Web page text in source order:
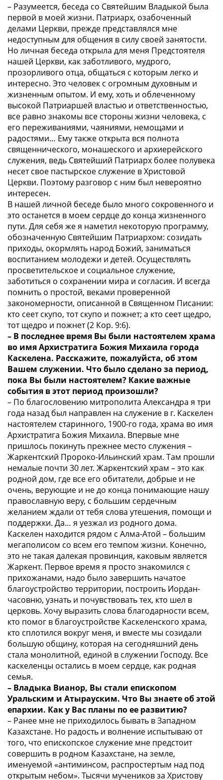
– Разумеется, беседа со Святейшим Владыкой была
первой в моей жизни. Патриарх, озабоченный
делами Церкви, прежде представлялся мне
недоступным для общения в силу своей занятости.
Но личная беседа открыла для меня Предстоятеля
нашей Церкви, как заботливого, мудрого,
прозорливого отца, общаться с которым легко и
интересно. Это человек с огромным духовным и
жизненным опытом. И ему, хоть и облеченному
высокой Патриаршей властью и ответственностью,
все равно знакомы все стороны жизни человека, с
его переживаниями, чаяниями, немощами и
радостями… Ему также открыта вся полнота
священнического, монашеского и архиерейского
служения, ведь Святейший Патриарх более полувека
несет свое пастырское служение в Христовой
Церкви. Поэтому разговор с ним был невероятно
интересен.
В нашей личной беседе было много сокровенного и
это останется в моем сердце до конца жизненного
пути. Для себя же я наметил некоторую программу,
обозначенную Святейшим Патриархом: созидать
приходы, окормлять народ Божий, заниматься
воспитанием молодежи и детей. Осуществлять
просветительское и социальное служение,
заботиться о сохранении мира и согласия. И всегда
помнить о простой, веками проверенной
закономерности, описанной в Священном Писании:
кто сеет скупо, тот скупо и пожнет; а кто сеет щедро,
тот щедро и пожнет (2 Кор. 9:6).
– В последнее время Вы были настоятелем храма
во имя Архистратига Божия Михаила города
Каскелена. Расскажите, пожалуйста, об этом
Вашем служении. Что было сделано за период,
пока Вы были настоятелем? Какие важные
события в этот период произошли?
– По благословению митрополита Александра я три
года назад был направлен на служение в г. Каскелен
настоятелем старинного, 1900-го года, храма во имя
Архистратига Божия Михаила. Впервые мне
пришлось покинуть прежнее место служения –
Жаркентский Пророко-Ильинский храм. Там прошли
немалые почти 30 лет. Жаркентский храм – это как
родной дом, где все его обитатели, добрые и не
очень, верующие и не до конца понимающие нашу
православную веру, с большим сердечным
желанием ждали от тебя слова утешения, помощи и
поддержки. Да… я уезжал из родного дома.
Каскелен находится рядом с Алма-Атой – большим
мегаполисом со всем его темпом жизни. Конечно,
это не такая далекая провинция, каковым является
Жаркент. Первое время я просто знакомился с
прихожанами, надо было завершить начатое
благоустройство территории, построить Иордан-
часовню, узнать и почувствовать тех, кто шел в
церковь. Хочу выразить слова благодарности всем,
кто помог в благоустройстве Каскеленского храма,
кто сплотился вокруг меня, и вместе мы созидали
большую общину, которая на сегодняшний день
стала монолитной, единой в служении Господу. Все
каскеленцы остались в моем сердце, как родная
семья.
– Владыка Вианор, Вы стали епископом
Уральским и Атырауским. Что Вы знаете об этой
епархии. Как у Вас планы по ее развитию?
– Ранее мне не приходилось бывать в Западном
Казахстане. Но радость и волнение испытываю от
того, что епископское служение мне предстоит
совершить в родном Казахстане, на земле,
именуемой «антиминсом, распростертым над под
открытым небом». Тысячи мучеников за Христову